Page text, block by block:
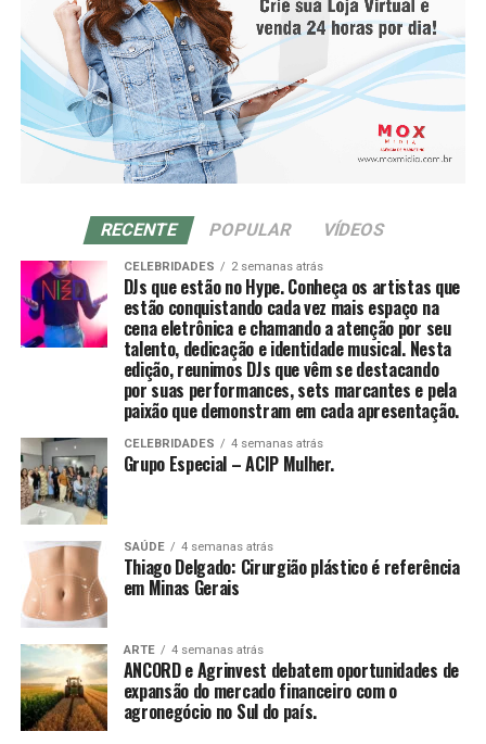
RECENTE POPULAR VÍDEOS
CELEBRIDADES 2 semanas atrás
DJs que estão no Hype. Conheça os artistas que
estão conquistando cada vez mais espaço na
cena eletrônica e chamando a atenção por seu
talento, dedicação e identidade musical. Nesta
edição, reunimos DJs que vêm se destacando
por suas performances, sets marcantes e pela
paixão que demonstram em cada apresentação.
CELEBRIDADES 4 semanas atrás
Grupo Especial – ACIP Mulher.
SAÚDE 4 semanas atrás
Thiago Delgado: Cirurgião plástico é referência
em Minas Gerais
ARTE 4 semanas atrás
ANCORD e Agrinvest debatem oportunidades de
expansão do mercado financeiro com o
agronegócio no Sul do país.